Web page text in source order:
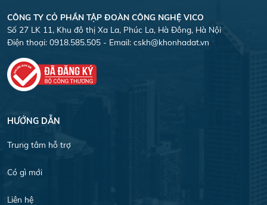
CÔNG TY CỎ PHẦN TẬP ĐOÀN CÔNG NGHỆ VICO
Số 27 LK 11, Khu đô thị Xa La, Phúc La, Hà Đông, Hà Nội
Điện thoại: 0918.585.505 - Email: cskh@khonhadat.vn
HƯỚNG DẪN
Trung tâm hỗ trợ
Có gì mới
Liên hệ